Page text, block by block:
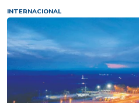
INTERNACIONAL